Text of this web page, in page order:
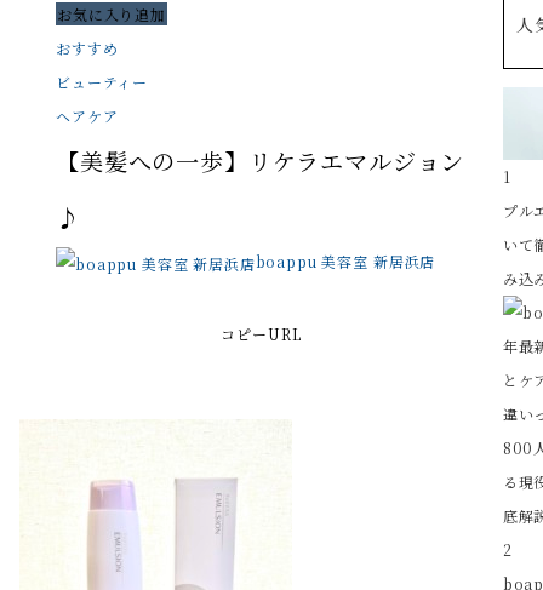
お気に入り追加
おすすめ
ビューティー
ヘアケア
【美髪への一歩】リケラエマルジョン
♪
boappu 美容室 新居浜店
コピーURL
人
1
プル
いて
み込
2